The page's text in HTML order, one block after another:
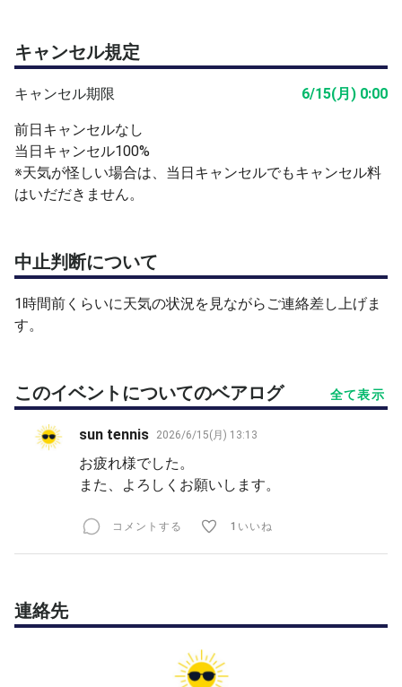
ーSUN TENNIS SCHOOLではー
❓今のテニススクールでは１日１つのワンポイントくらい
しか教えてもらえず物足りない。
❓上手くなったと言われるが、なかなか試合に勝てない。
❓youtubeを見てフォームを試してみたが上手くできてる
か判らない。
❓フィジカルトレーニングは大切だと思うけど何をしてい
❓シングルやダブルスの戦術でどうしたらいいか判らな
い。
《当スクールの指導モットー》
⭐︎プロフェショナル資格を持ったコーチが一人一人のレベ
イベートレッスンさながらの細かい指導を致します！
⭐︎テニス専門のフィジカルトレーナー資格をコーチがボデ
ィバランスやフットワークのスキルを取り入れご指導しま
⭐︎テニススキルの新しいトレンドを生徒さんにお伝えでき
研修を行いスキルアップを行っております！
レッスンフィ以上の満足感を得ていただける様、努めてお
《コーチ資格》
• 日本プロテニス協会（JPTA）
プロフェッショナルコーチ
キャンセル規定
キャンセル期限 6/15(月) 0:00
前日キャンセルなし
当日キャンセル100%
※天気が怪しい場合は、当日キャンセルでもキャンセル料
はいだだきません。
中止判断について
1時間前くらいに天気の状況を見ながらご連絡差し上げま
す。
このイベントについてのベアログ 全て表示
sun tennis 2026/6/15(月) 13:13
お疲れ様でした。
また、よろしくお願いします。
コメントする 1いいね
連絡先